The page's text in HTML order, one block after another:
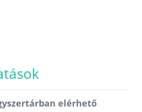
elérhető